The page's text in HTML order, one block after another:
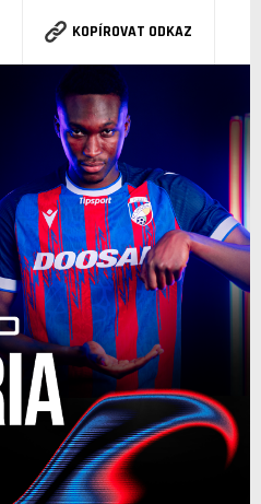
KOPÍROVAT ODKAZ